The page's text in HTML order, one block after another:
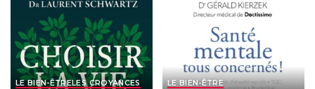
LE BIEN-ÊTRELES CROYANCES LE BIEN-ÊTRE